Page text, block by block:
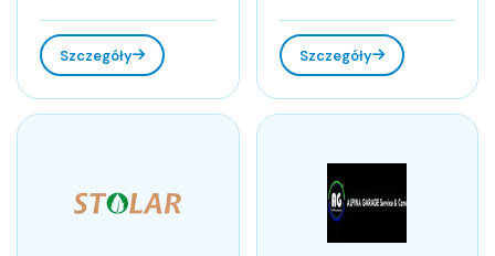
Szczegóły Szczegóły